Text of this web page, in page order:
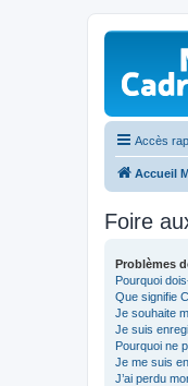
Accès
Accueil
Foire
Problèmes
Pourquoi
Que signifie
Je souhaite
Je suis
Pourquoi ne
Je me suis
J’ai perdu